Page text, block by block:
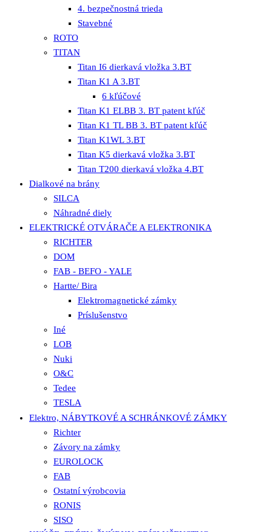
4. bezpečnostná trieda
Stavebné
ROTO
TITAN
Titan I6 dierkavá vložka 3.BT
Titan K1 A 3.BT
6 kľúčové
Titan K1 ELBB 3. BT patent kľúč
Titan K1 TL BB 3. BT patent kľúč
Titan K1WL 3.BT
Titan K5 dierkavá vložka 3.BT
Titan T200 dierkavá vložka 4.BT
Dialkové na brány
SILCA
Náhradné diely
ELEKTRICKÉ OTVÁRAČE A ELEKTRONIKA
RICHTER
DOM
FAB - BEFO - YALE
Hartte/ Bira
Elektromagnetické zámky
Príslušenstvo
Iné
LOB
Nuki
O&C
Tedee
TESLA
Elektro, NÁBYTKOVÉ A SCHRÁNKOVÉ ZÁMKY
Richter
Závory na zámky
EUROLOCK
FAB
Ostatní výrobcovia
RONIS
SISO